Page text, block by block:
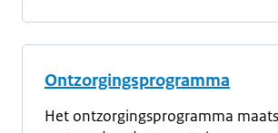
Ontzorgingsprogramma
Het ontzorgingsprogramma